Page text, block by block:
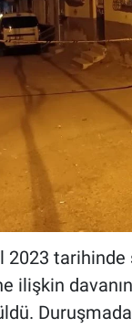
2023
ilişkin